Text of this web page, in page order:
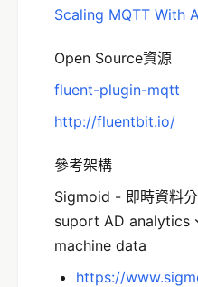
Scaling MQTT With
Open Source資源
fluent-plugin-mqtt
http://fluentbit.io/
參考架構
Sigmoid - 即時資料
suport AD analytics
machine data
https://